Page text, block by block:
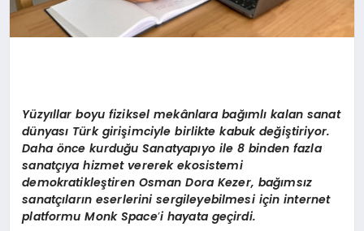
Yüzyıllar boyu fiziksel mekânlara bağımlı kalan sanat
dünyası Türk girişimciyle birlikte kabuk değiştiriyor.
Daha önce kurduğu Sanatyapıyo ile 8 binden fazla
sanatçıya hizmet vererek ekosistemi
demokratikleştiren Osman Dora Kezer, bağımsız
sanatçıların eserlerini sergileyebilmesi için internet
platformu Monk Space’i hayata geçirdi.